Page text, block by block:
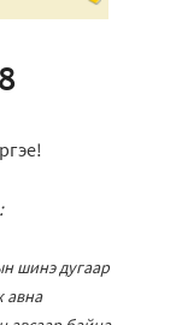
шинэ дугаар
авна